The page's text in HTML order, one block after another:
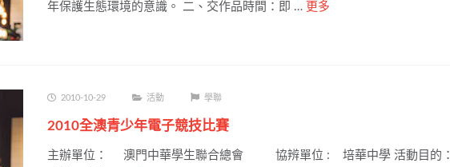
年保護生態環境的意識。 二、交作品時間：即 … 更多
2010-10-29 活動 學聯
2010全澳青少年電子競技比賽
主辦單位： 澳門中華學生聯合總會 協辨單位 : 培華中學 活動目的：